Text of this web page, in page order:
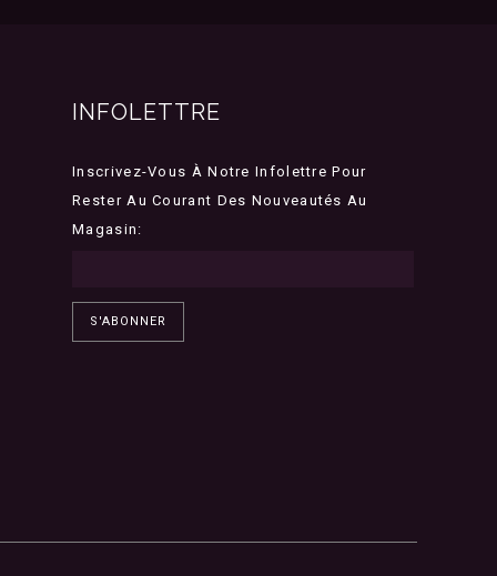
INFOLETTRE
Inscrivez-Vous À Notre Infolettre Pour
Rester Au Courant Des Nouveautés Au
Magasin:
S'ABONNER